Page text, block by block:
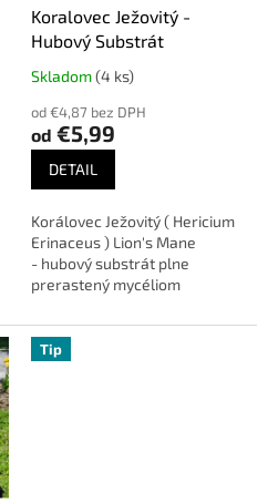
Koralovec Ježovitý -
Hubový Substrát
Priemerné
produktu
je
4,8
hviezdičiek.
Skladom(4 ks)
od €4,87 bez DPH
od €5,99
DETAIL
Korálovec Ježovitý ( Hericium
Erinaceus ) Lion's Mane
- hubový substrát plne
prerastený mycéliom
Váha substrátu Profi cca- 4,2
kg, Váha...
Tip